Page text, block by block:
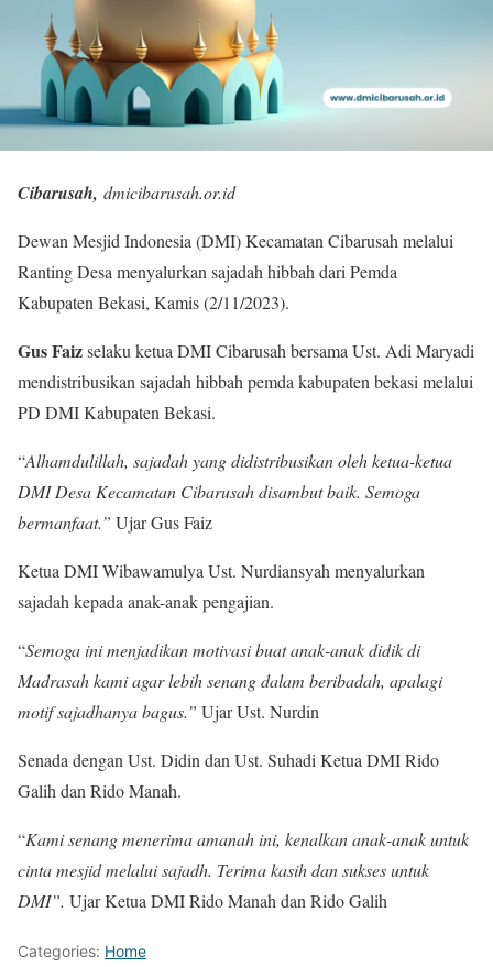
Cibarusah, dmicibarusah.or.id
Dewan Mesjid Indonesia (DMI) Kecamatan Cibarusah melalui
Ranting Desa menyalurkan sajadah hibbah dari Pemda
Kabupaten Bekasi, Kamis (2/11/2023).
Gus Faizselaku ketua DMI Cibarusah bersama Ust. Adi Maryadi
mendistribusikan sajadah hibbah pemda kabupaten bekasi melalui
PD DMI Kabupaten Bekasi.
“Alhamdulillah, sajadah yang didistribusikan oleh ketua-ketua
DMI Desa Kecamatan Cibarusah disambut baik. Semoga
bermanfaat.” Ujar Gus Faiz
Ketua DMI Wibawamulya Ust. Nurdiansyah menyalurkan
sajadah kepada anak-anak pengajian.
“Semoga ini menjadikan motivasi buat anak-anak didik di
Madrasah kami agar lebih senang dalam beribadah, apalagi
motif sajadhanya bagus.” Ujar Ust. Nurdin
Senada dengan Ust. Didin dan Ust. Suhadi Ketua DMI Rido
Galih dan Rido Manah.
“Kami senang menerima amanah ini, kenalkan anak-anak untuk
cinta mesjid melalui sajadh. Terima kasih dan sukses untuk
DMI”. Ujar Ketua DMI Rido Manah dan Rido Galih
Categories: Home